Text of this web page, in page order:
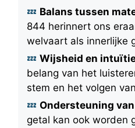
Balans tussen
844 herinnert ons
welvaart als innerlijke
Wijsheid en
belang van het
stem en het volgen
Ondersteuning
getal kan ook worden